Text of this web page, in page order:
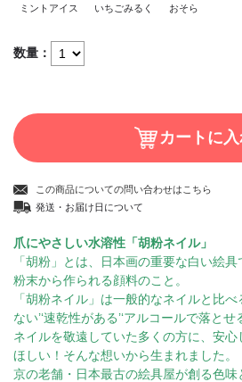
数量：
ミントアイス いちごみるく おそら
この商品についての問い合わせはこちら
発送・お届け日について
爪にやさしい水溶性「胡粉ネイル」
「胡粉」とは、日本画の重要な白い絵
粉末から作られる顔料のこと。
「胡粉ネイル」は一般的なネイルと比べ
ない’‘速乾性がある’‘アルコールで落とせ
ネイルを敬遠していた多くの方に、安
ほしい！そんな想いから生まれました。
京の老舗・日本最古の絵具屋が創る色